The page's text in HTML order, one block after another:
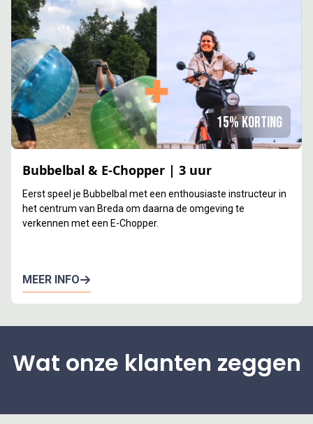
15% korting
Bubbelbal & E-Chopper | 3 uur
Eerst speel je Bubbelbal met een enthousiaste instructeur in
het centrum van Breda om daarna de omgeving te
verkennen met een E-Chopper.
MEER INFO
Wat onze klanten zeggen